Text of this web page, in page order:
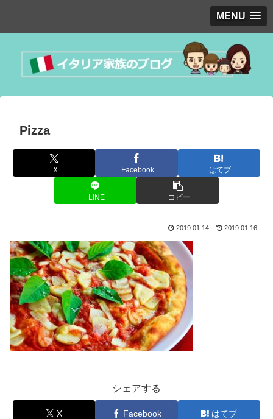
MENU
Pizza
X Facebook はてブ
LINE コピー
2019.01.14 2019.01.16
シェアする
X Facebook はてブ